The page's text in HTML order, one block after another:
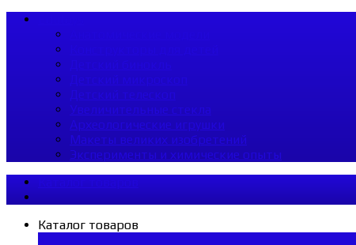
Детский телескоп
Увеличительные стекла
Археологические игрушки
Макеты великих изобретений
Эксперименты и химические опыты
Каталог товаров